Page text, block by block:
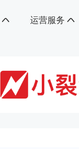
运营服务